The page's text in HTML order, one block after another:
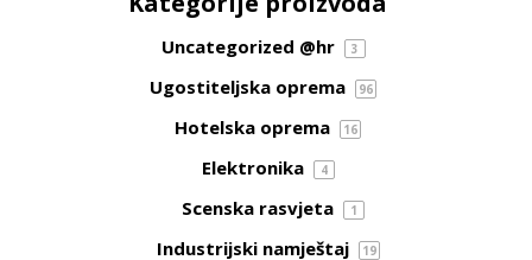
Uncategorized @hr 3
Ugostiteljska oprema 96
Hotelska oprema 16
Elektronika 4
Scenska rasvjeta 1
Industrijski namještaj 19